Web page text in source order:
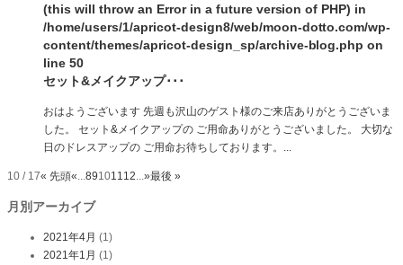
(this will throw an Error in a future version of PHP) in
/home/users/1/apricot-design8/web/moon-dotto.com/wp-
content/themes/apricot-design_sp/archive-blog.php on
line 50
セット&メイクアップ･･･
おはようございます 先週も沢山のゲスト様のご来店ありがとうございま
した。 セット&メイクアップの ご用命ありがとうございました。 大切な
日のドレスアップの ご用命お待ちしております。...
10 / 17« 先頭« 891011 12 »最後 »
月別アーカイブ
2021年4月 (1)
2021年1月 (1)